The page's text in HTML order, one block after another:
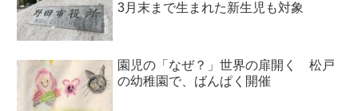
3月末まで生まれた新生児も対象
園児の「なぜ？」世界の扉開く 松戸
の幼稚園で、ばんぱく開催